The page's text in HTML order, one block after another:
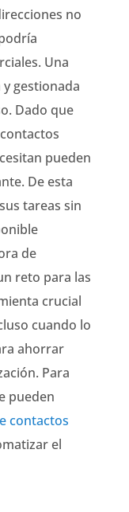
no
Una
gestionada
Dado que
pueden
De esta
tareas sin
de
reto para las
crucial
cuando lo
ahorrar
Para
pueden
contactos
el